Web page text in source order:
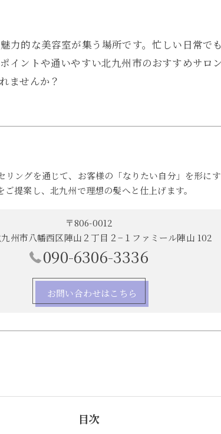
力的な美容室が集う場所です。忙しい日常で
イントや通いやすい北九州市のおすすめサロ
ませんか？
リングを通じて、お客様の「なりたい自分」を形に
提案し、北九州で理想の髪へと仕上げます。
〒806-0012
州市八幡西区陣山２丁目２−１ファミール陣山 102
090-6306-3336
お問い合わせはこちら
目次